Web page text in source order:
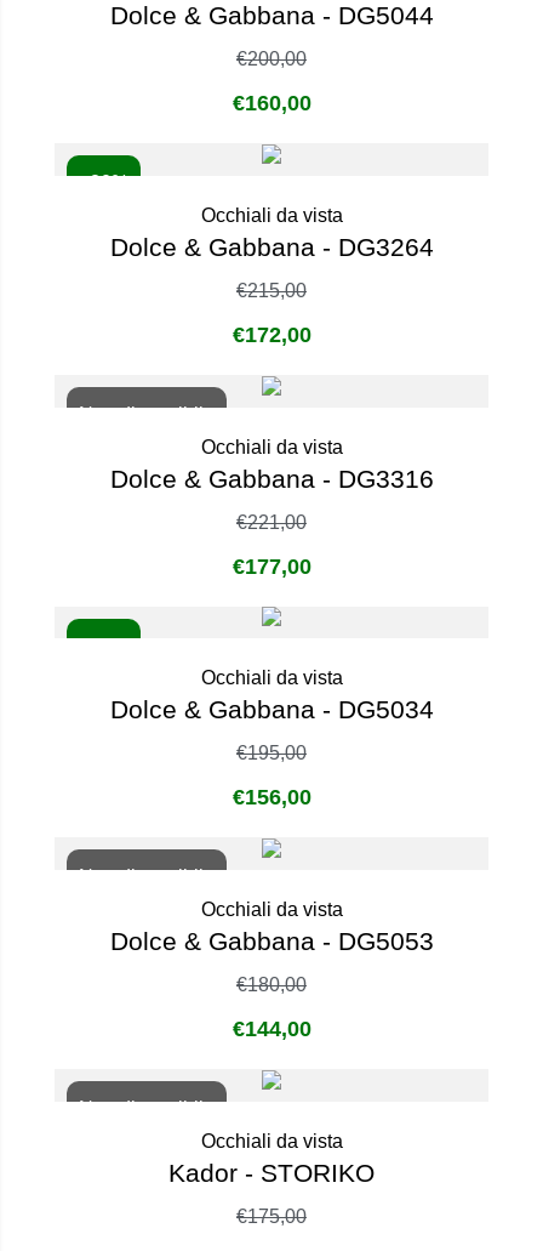
Dolce & Gabbana - DG5044
€200,00
€160,00
- 20%
Occhiali da vista
Dolce & Gabbana - DG3264
€215,00
€172,00
Non disponibile
Occhiali da vista
Dolce & Gabbana - DG3316
€221,00
€177,00
Occhiali da vista
Dolce & Gabbana - DG5034
€195,00
€156,00
Non disponibile
Occhiali da vista
Dolce & Gabbana - DG5053
€180,00
€144,00
Non disponibile
Occhiali da vista
Kador - STORIKO
€175,00